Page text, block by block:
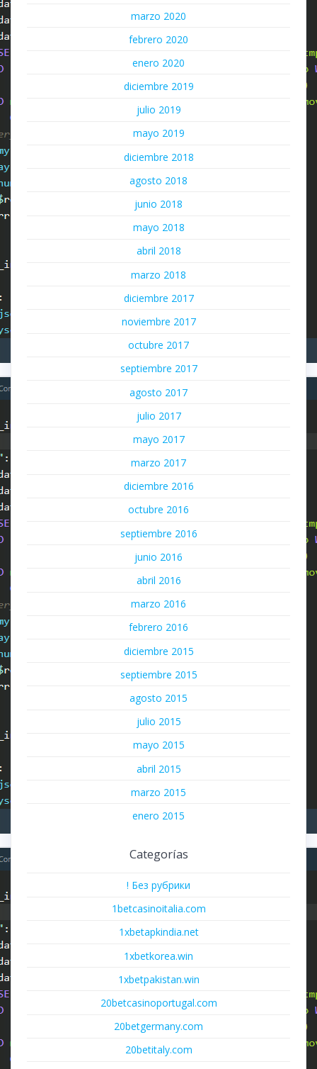
marzo 2020
febrero 2020
enero 2020
diciembre 2019
julio 2019
mayo 2019
diciembre 2018
agosto 2018
junio 2018
mayo 2018
abril 2018
marzo 2018
diciembre 2017
noviembre 2017
octubre 2017
septiembre 2017
agosto 2017
julio 2017
mayo 2017
marzo 2017
diciembre 2016
octubre 2016
septiembre 2016
junio 2016
abril 2016
marzo 2016
febrero 2016
diciembre 2015
septiembre 2015
agosto 2015
julio 2015
mayo 2015
abril 2015
marzo 2015
enero 2015
Categorías
! Без рубрики
1betcasinoitalia.com
1xbetapkindia.net
1xbetkorea.win
1xbetpakistan.win
20betcasinoportugal.com
20betgermany.com
20betitaly.com